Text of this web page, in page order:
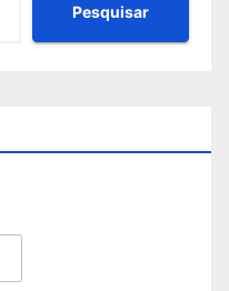
Pesquisar